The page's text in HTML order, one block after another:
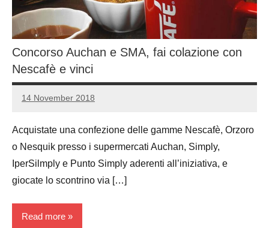
Concorso Auchan e SMA, fai colazione con
Nescafè e vinci
14 November 2018
Luca
No
Acquistate una confezione delle gamme Nescafè, Orzoro
o Nesquik presso i supermercati Auchan, Simply,
IperSilmply e Punto Simply aderenti all’iniziativa, e
giocate lo scontrino via […]
Read more